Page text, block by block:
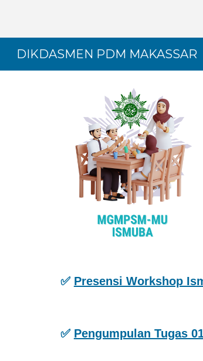
DIKDASMEN PDM MAKASSAR
✅ Presensi Workshop
✅ Pengumpulan Tugas